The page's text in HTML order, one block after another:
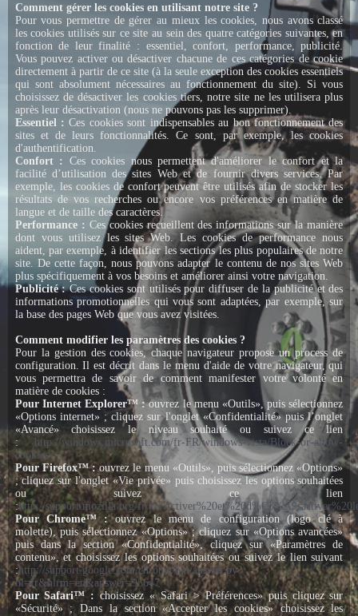
Comment gérer les cookies en utilisant notre site ?
Pour vous permettre de gérer au mieux les cookies, nous avons classé
les cookies utilisés sur ce site au sein des quatre catégories suivantes, en
fonction de leur finalité : essentiel, confort, performance, publicité.
Vous pouvez activer ou désactiver chacune de ces catégories de cookie
directement à partir de ce site (à la seule exception des cookies essentiels
qui sont absolument nécessaires au fonctionnement du site). Si vous
choisissez de désactiver les cookies tiers, notre site ne les utilisera plus
après leur désactivation (nous ne pouvons pas les supprimer).
Essentiel : Ces cookies sont indispensables au bon fonctionnement des
sites et de leurs fonctionnalités. Ce sont, par exemple, les cookies
d'authentification.
Confort :
Ces cookies nous permettent d'améliorer le confort et la
facilité d’utilisation des sites Web et de fournir divers services. Par
exemple, les cookies de confort peuvent être utilisés afin de stocker les
résultats de vos recherches ou encore vos préférences en matière de
langue et de taille des caractères.
Performance : Ces cookies recueillent des informations sur la manière
dont vous utilisez les sites Web. Les cookies de performance nous
aident, par exemple, à identifier les sections les plus populaires de notre
site. De cette façon, nous pouvons adapter le contenu de nos sites Web
plus spécifiquement à vos besoins et améliorer ainsi votre navigation.
Publicité :Ces cookies sont utilisés pour diffuser de la publicité et des
informations promotionnelles qui vous sont adaptées, par exemple, sur
la base des pages Web que vous avez visitées.
Comment modifier les paramètres des cookies ?
Pour la gestion des cookies, chaque navigateur propose un process de
configuration. Il est décrit dans le menu d'aide de votre navigateur, qui
vous permettra de savoir de comment manifester votre volonté en
matière de cookies :
Pour Internet Explorer™ :ouvrez le menu «Outils», puis sélectionnez
«Options internet» ; cliquez sur l'onglet «Confidentialité» puis l’onglet
«Avancé» choisissez le niveau souhaité ou suivez ce lien
: http://windows.microsoft.com/fr-FR/windows-vista/Block-or-allow-
cookies
Pour Firefox™ : ouvrez le menu «Outils», puis sélectionnez «Options»
; cliquez sur l'onglet «Vie privée» puis choisissez les options souhaitées
ou suivez ce lien
:http://support.mozilla.org/fr/kb/
Pour Chrome™ :ouvrez le menu de configuration (logo clé à
molette), puis sélectionnez «Options» ; cliquez sur «Options avancées»
puis dans la section «Confidentialité», cliquez sur «Paramètres de
contenu», et choisissez les options souhaitées ou suivez le lien suivant
:http://support.google.com/chrome/bin/answer.py?
hl=fr&hlrm=en&answer=95647
Pour Safari™ : choisissez « Safari > Préférences» puis cliquez sur
«Sécurité» ; Dans la section «Accepter les cookies» choisissez les